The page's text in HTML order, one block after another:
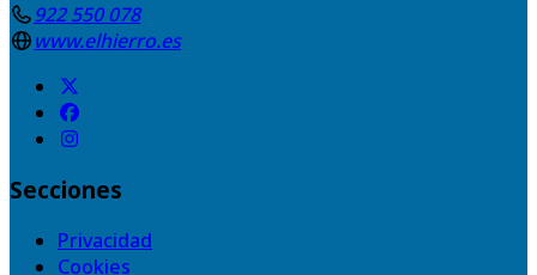
922 550 078
www.elhierro.es
Secciones
Privacidad
Cookies